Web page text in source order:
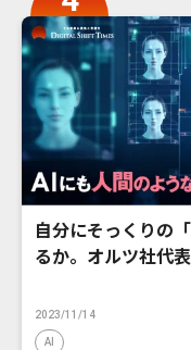
自分にそっくりの
るか。オルツ社代
2023/11/14
AI